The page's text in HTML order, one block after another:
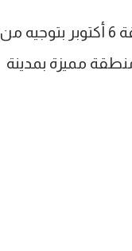
وأعلنت وزارة الشباب والرياضة عن انتهاء أزمة أرض نادي الزمالك في منطقة 6 أكتوبر بتوجيه من
مميزة بمدينة